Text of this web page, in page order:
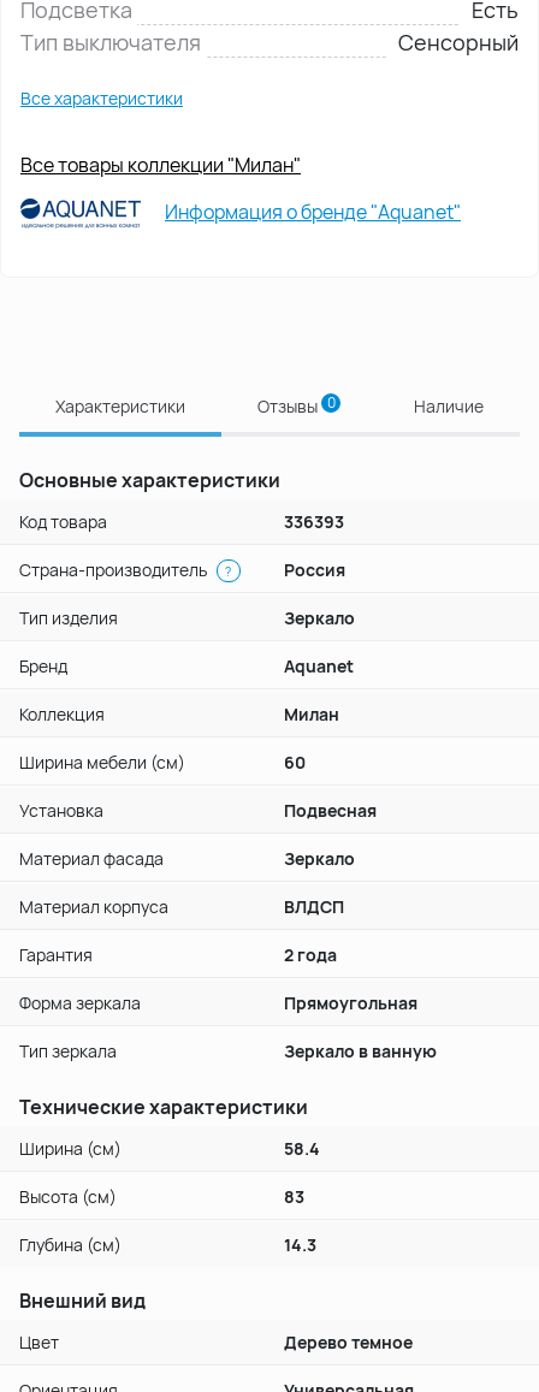
Подсветка
Есть
Тип выключателя
Сенсорный
Все характеристики
Все товары коллекции "Милан"
Информация о бренде "Aquanet"
Характеристики Отзывы 0 Наличие
Основные характеристики
Код товара 336393
Страна-производитель ? Россия
Тип изделия Зеркало
Бренд Aquanet
Коллекция Милан
Ширина мебели (см) 60
Установка Подвесная
Материал фасада Зеркало
Материал корпуса ВЛДСП
Гарантия 2 года
Форма зеркала Прямоугольная
Тип зеркала Зеркало в ванную
Технические характеристики
Ширина (см) 58.4
Высота (см) 83
Глубина (см) 14.3
Внешний вид
Цвет Дерево темное